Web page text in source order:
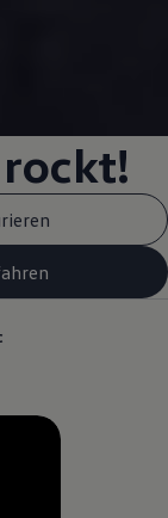
rockt!